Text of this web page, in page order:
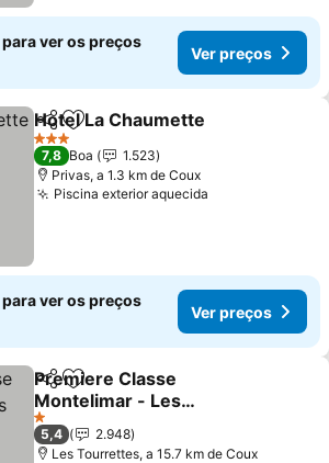
ver os preços
Ver preços
PartilharAdicionar aos favoritos
Hotel La Chaumette
3 Estrelas
7,8 Boa
1.523
Privas, a 1.3 km de Coux
Piscina exterior aquecida
ver os preços
Ver preços
PartilharAdicionar aos favoritos
Premiere Classe
Montelimar - Les
Tourettes
Ver preços
1 Estrelas
5,4
2.948
Les Tourrettes, a 15.7 km de Coux